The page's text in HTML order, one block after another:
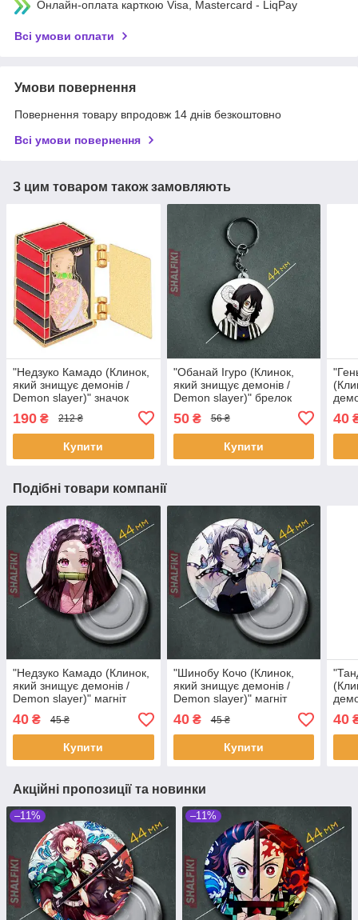
Онлайн-оплата карткою Visa, Mastercard - LiqPay
Всі умови оплати
Умови повернення
Повернення товару впродовж 14 днів безкоштовно
Всі умови повернення
З цим товаром також замовляють
"Недзуко Камадо (Клинок,
який знищує демонів /
Demon slayer)" значок
190 ₴ 212 ₴
Купити
"Обанай Ігуро (Клинок,
який знищує демонів /
Demon slayer)" брелок
50₴ 56 ₴
Купити
А5
40
Подібні товари компанії
"Недзуко Камадо (Клинок,
який знищує демонів /
Demon slayer)" магніт
круглий Ø44 мм
40 ₴ 45 ₴
Купити
"Шинобу Кочо (Клинок,
який знищує демонів /
Demon slayer)" магніт
круглий Ø44 мм
40₴ 45 ₴
Купити
40
Акційні пропозиції та новинки
–11% –11%